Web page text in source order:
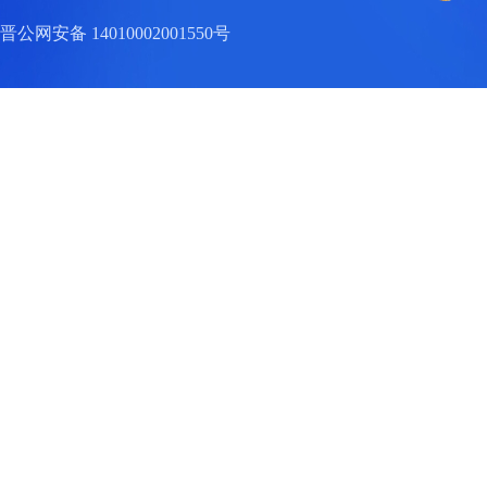
晋公网安备 14010002001550号